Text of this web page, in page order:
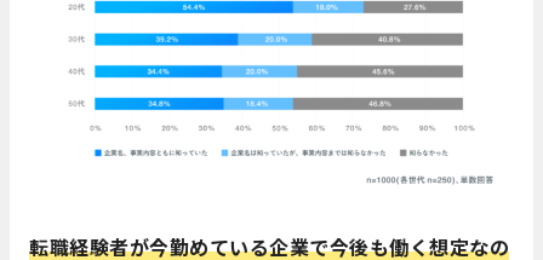
転職経験者が今勤めている企業で今後も働く想定なの